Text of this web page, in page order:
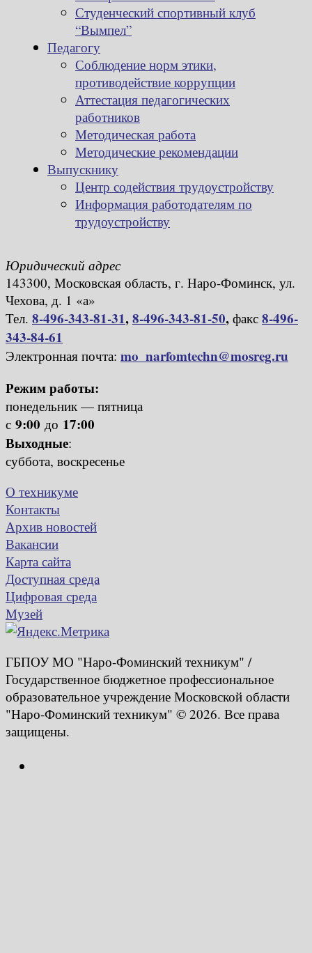
Студенческий спортивный клуб
“Вымпел”
Педагогу
Соблюдение норм этики,
противодействие коррупции
Аттестация педагогических
работников
Методическая работа
Методические рекомендации
Выпускнику
Центр содействия трудоустройству
Информация работодателям по
трудоустройству
Юридический адрес
143300, Московская область, г. Наро-Фоминск, ул.
Чехова, д. 1 «а»
Тел. 8-496-343-81-31,8-496-343-81-50, факс 8-496-
343-84-61
Электронная почта: mo_narfomtechn@mosreg.ru
Режим работы:
понедельник — пятница
с 9:00 до 17:00
Выходные:
суббота, воскресенье
О техникуме
Контакты
Архив новостей
Вакансии
Карта сайта
Доступная среда
Цифровая среда
Музей
ГБПОУ МО "Наро-Фоминский техникум" /
Государственное бюджетное профессиональное
образовательное учреждение Московской области
"Наро-Фоминский техникум" © 2026. Все права
защищены.